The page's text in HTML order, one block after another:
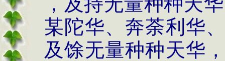
某陀华、奔荼利华
及馀无量种种天华